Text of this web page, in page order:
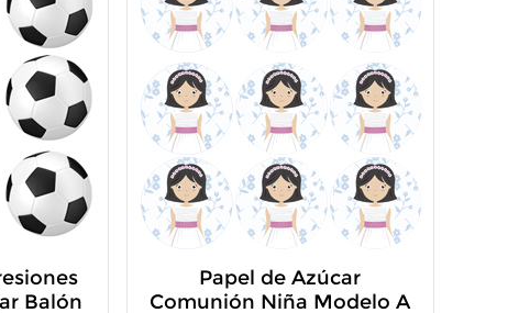
Balón
Papel de Azúcar
Comunión Niña Modelo A